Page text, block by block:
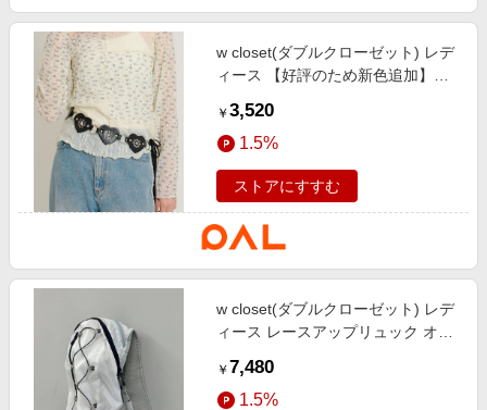
w closet(ダブルクローゼット) レデ
ィース 【好評のため新色追加】ハ
￥ 3,520
1.5%
ストアにすすむ
w closet(ダブルクローゼット) レデ
ィース レースアップリュック オフ
￥ 7,480
1.5%